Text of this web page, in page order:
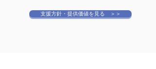
支援方針・提供価値を見る ＞＞